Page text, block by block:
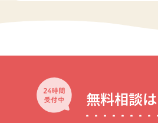
無料相談